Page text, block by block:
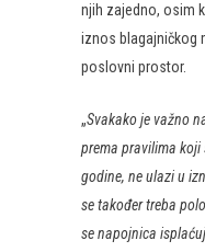
njih zajedno, osim
iznos blagajničkog
poslovni prostor.
„Svakako je važno
prema pravilima
godine, ne ulazi u
se također treba
se napojnica